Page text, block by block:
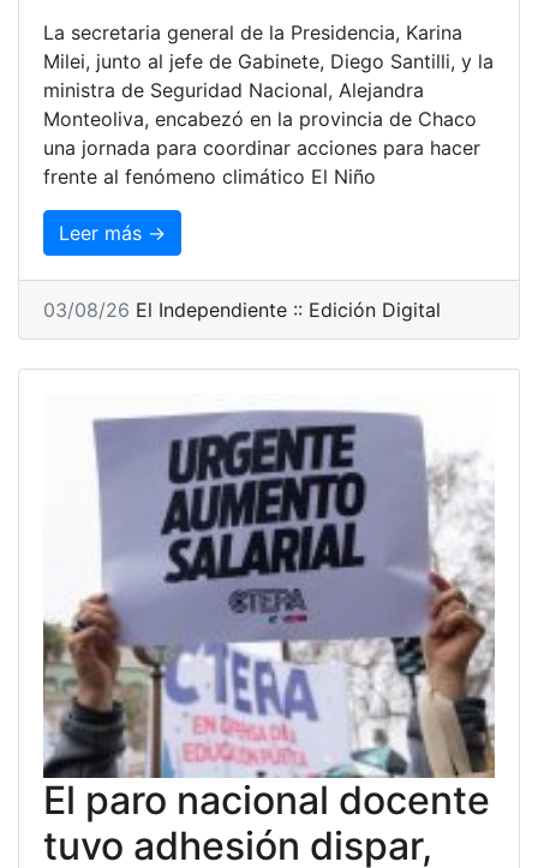
La secretaria general de la Presidencia, Karina
Milei, junto al jefe de Gabinete, Diego Santilli, y la
ministra de Seguridad Nacional, Alejandra
Monteoliva, encabezó en la provincia de Chaco
una jornada para coordinar acciones para hacer
frente al fenómeno climático El Niño
Leer más →
03/08/26 El Independiente :: Edición Digital
El paro nacional docente
tuvo adhesión dispar,